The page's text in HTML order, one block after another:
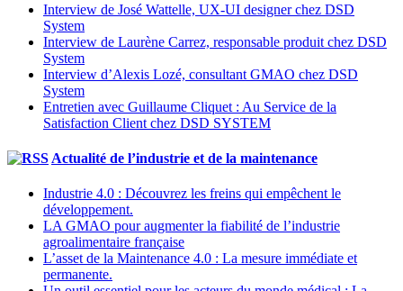
Interview de José Wattelle, UX-UI designer chez DSD
System
Interview de Laurène Carrez, responsable produit chez DSD
System
Interview d’Alexis Lozé, consultant GMAO chez DSD
System
Entretien avec Guillaume Cliquet : Au Service de la
Satisfaction Client chez DSD SYSTEM
Actualité de l’industrie et de la maintenance
Industrie 4.0 : Découvrez les freins qui empêchent le
développement.
LA GMAO pour augmenter la fiabilité de l’industrie
agroalimentaire française
L’asset de la Maintenance 4.0 : La mesure immédiate et
permanente.